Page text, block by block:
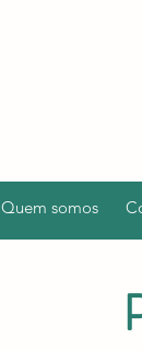
Quem somos